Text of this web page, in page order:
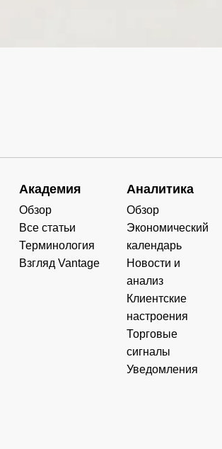
Академия
Обзор
Все статьи
Терминология
Взгляд Vantage
Аналитика
Обзор
Экономический
календарь
Новости и
анализ
Клиентские
настроения
Торговые
сигналы
Уведомления